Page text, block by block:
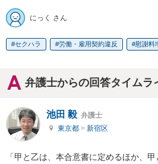
にっく さん
セクハラ 労働・雇用契約違反 慰謝料
弁護士からの回答タイムラ
池田 毅 弁護士
東京都 > 新宿区
「甲と乙は、本合意書に定めるほか、